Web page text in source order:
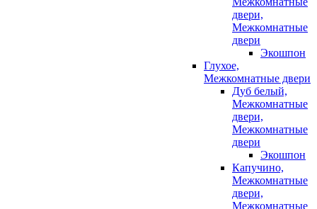
двери,
Межкомнатные
двери
Экошпон
Глухое,
Межкомнатные двери
Дуб белый,
Межкомнатные
двери,
Межкомнатные
двери
Экошпон
Капучино,
Межкомнатные
двери,
Межкомнатные